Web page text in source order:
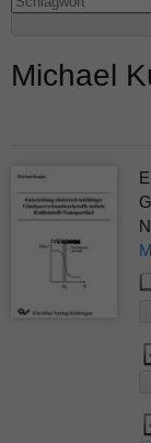
Michael